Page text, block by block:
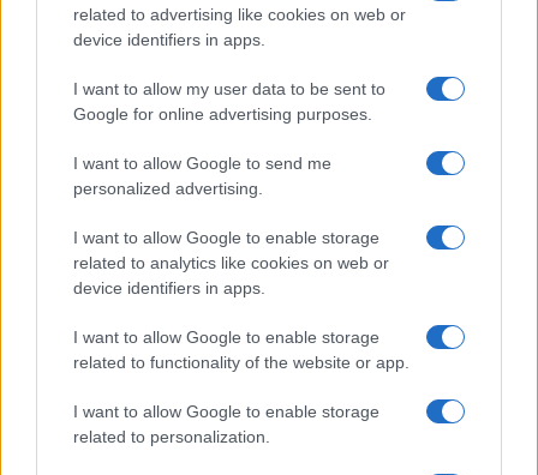
related to advertising like cookies on web or
device identifiers in apps.
I want to allow my user data to be sent to
Google for online advertising purposes.
I want to allow Google to send me
personalized advertising.
I want to allow Google to enable storage
related to analytics like cookies on web or
device identifiers in apps.
I want to allow Google to enable storage
related to functionality of the website or app.
I want to allow Google to enable storage
related to personalization.
Guida step-by-step per un’immagine pubblica
credibile e glam
Camilla Fiore · 9 Ago 2026
LIFESTYLE